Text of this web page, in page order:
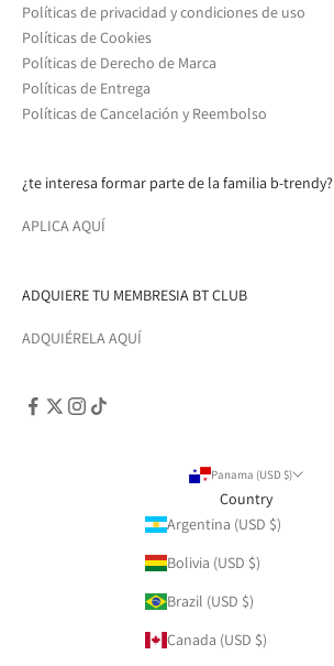
Políticas de privacidad y condiciones de uso
Políticas de Cookies
Políticas de Derecho de Marca
Políticas de Entrega
Políticas de Cancelación y Reembolso
¿te interesa formar parte de la familia b-trendy?
APLICA AQUÍ
ADQUIERE TU MEMBRESIA BT CLUB
ADQUIÉRELA AQUÍ
Panama (USD $)
Country
Argentina (USD $)
Bolivia (USD $)
Brazil (USD $)
Canada (USD $)